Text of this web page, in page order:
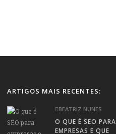
ARTIGOS MAIS RECENTES:
BEATRIZ NUNES
O QUE É SEO PARA
EMPRESAS E QUE